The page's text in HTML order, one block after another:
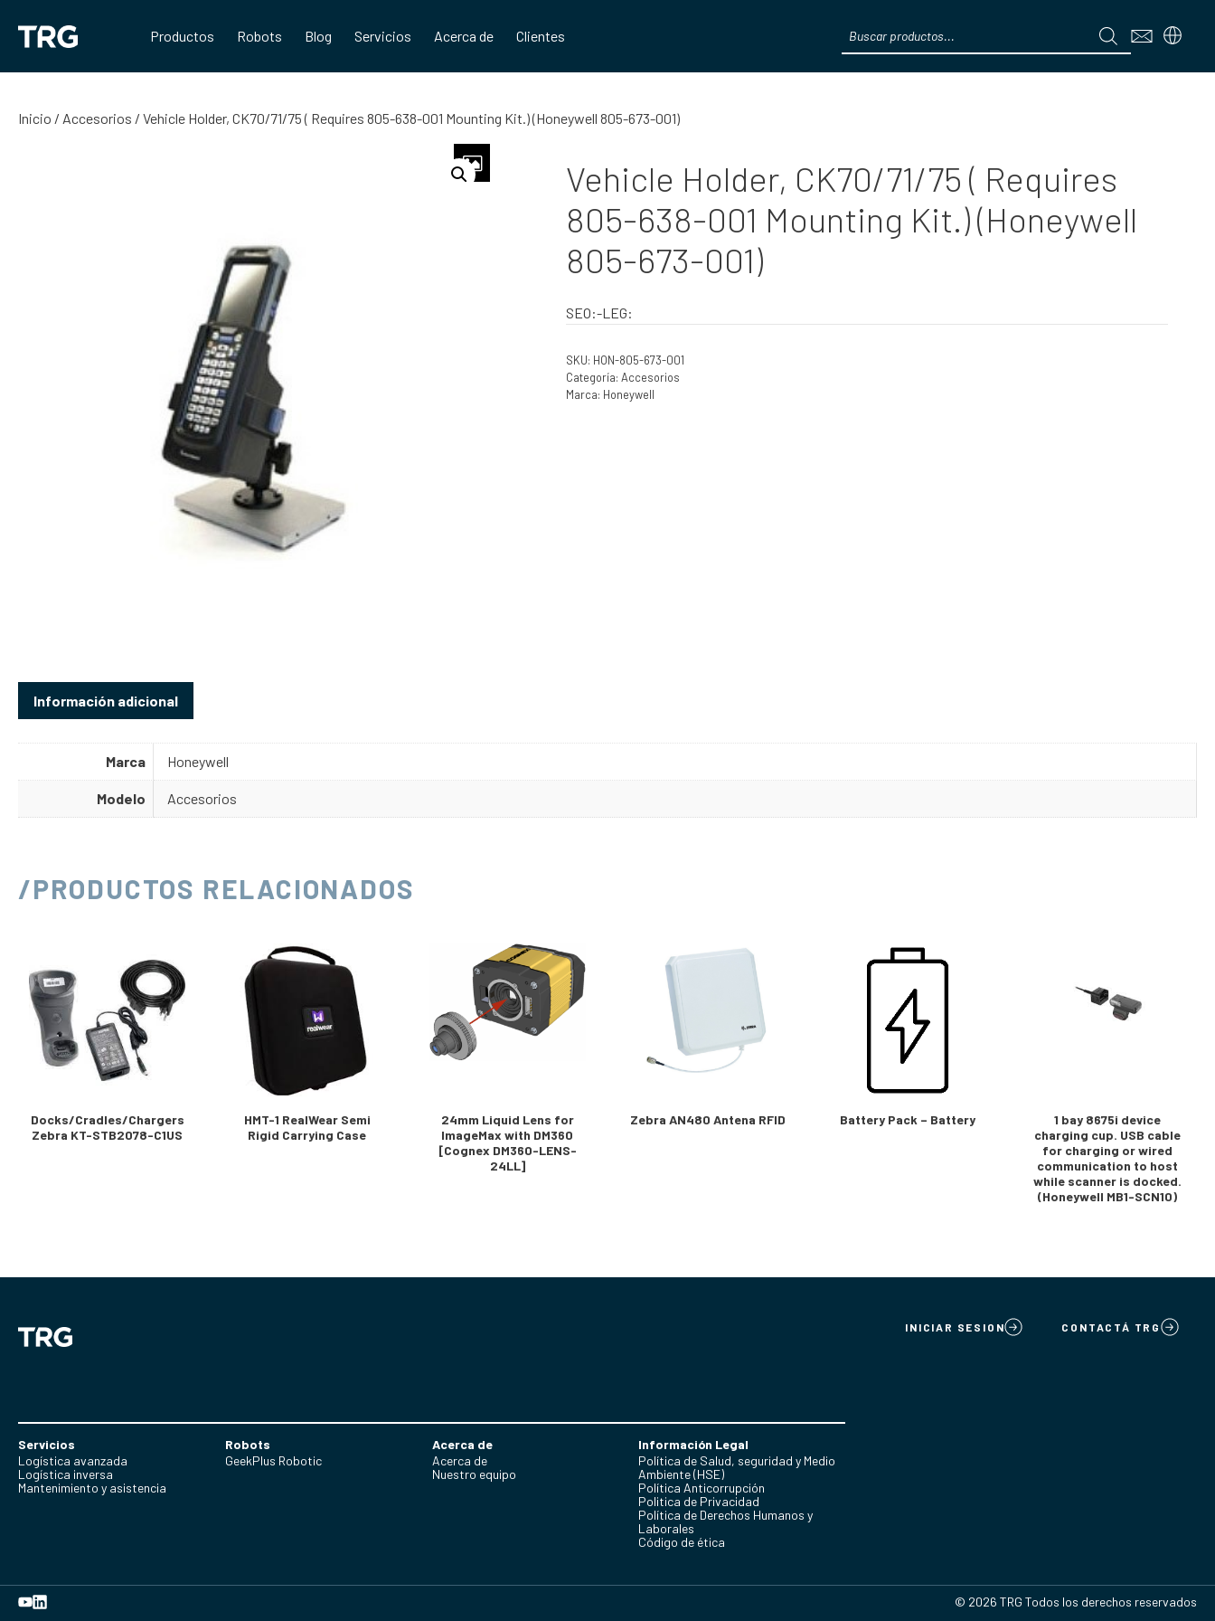
contenido
Productos Robots Blog Servicios Acerca de Clientes
search
Inicio / Accesorios / Vehicle Holder, CK70/71/75 ( Requires 805-638-001 Mounting Kit.) (Honeywell 805-673-001)
Vehicle Holder, CK70/71/75 ( Requires
805-638-001 Mounting Kit.) (Honeywell
805-673-001)
SEO:-LEG:
SKU: HON-805-673-001
Categoría: Accesorios
Marca: Honeywell
Información adicional
Marca Honeywell
Modelo Accesorios
/PRODUCTOS RELACIONADOS
Docks/Cradles/Chargers
Zebra KT-STB2078-C1US
HMT-1 RealWear Semi
Rigid Carrying Case
24mm Liquid Lens for
ImageMax with DM360
[Cognex DM360-LENS-
24LL]
Zebra AN480 Antena RFID Battery Pack – Battery
1 bay 8675i device
charging cup. USB cable
for charging or wired
communication to host
while scanner is docked.
(Honeywell MB1-SCN10)
INICIAR SESION CONTACTÁ TRG
Servicios
Logística avanzada
Logística inversa
Mantenimiento y asistencia
Robots
GeekPlus Robotic
Acerca de
Acerca de
Nuestro equipo
Información Legal
Política de Salud, seguridad y Medio
Ambiente (HSE)
Política Anticorrupción
Politica de Privacidad
Política de Derechos Humanos y
Laborales
Código de ética
© 2026 TRG Todos los derechos reservados